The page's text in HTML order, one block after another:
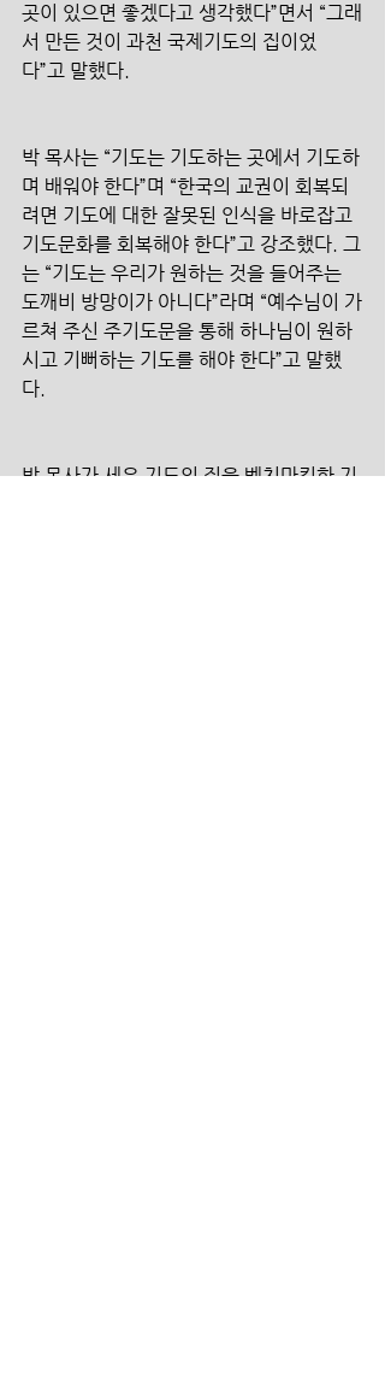
곳이 있으면 좋겠다고 생각했다”면서 “그래
서 만든 것이 과천 국제기도의 집이었
다”고 말했다.
박 목사는 “기도는 기도하는 곳에서 기도하
며 배워야 한다”며 “한국의 교권이 회복되
려면 기도에 대한 잘못된 인식을 바로잡고
기도문화를 회복해야 한다”고 강조했다. 그
는 “기도는 우리가 원하는 것을 들어주는
도깨비 방망이가 아니다”라며 “예수님이 가
르쳐 주신 주기도문을 통해 하나님이 원하
시고 기뻐하는 기도를 해야 한다”고 말했
다.
박 목사가 세운 기도의 집을 벤치마킹한 기